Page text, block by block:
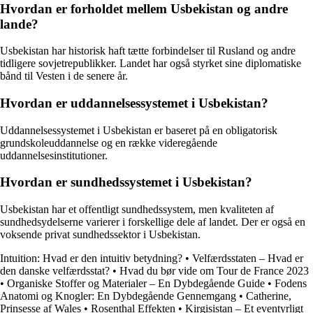
Hvordan er forholdet mellem Usbekistan og andre
lande?
Usbekistan har historisk haft tætte forbindelser til Rusland og andre
tidligere sovjetrepublikker. Landet har også styrket sine diplomatiske
bånd til Vesten i de senere år.
Hvordan er uddannelsessystemet i Usbekistan?
Uddannelsessystemet i Usbekistan er baseret på en obligatorisk
grundskoleuddannelse og en række videregående
uddannelsesinstitutioner.
Hvordan er sundhedssystemet i Usbekistan?
Usbekistan har et offentligt sundhedssystem, men kvaliteten af
sundhedsydelserne varierer i forskellige dele af landet. Der er også en
voksende privat sundhedssektor i Usbekistan.
Intuition: Hvad er den intuitiv betydning? • Velfærdsstaten – Hvad er
den danske velfærdsstat? • Hvad du bør vide om Tour de France 2023
• Organiske Stoffer og Materialer – En Dybdegående Guide • Fodens
Anatomi og Knogler: En Dybdegående Gennemgang • Catherine,
Prinsesse af Wales • Rosenthal Effekten • Kirgisistan – Et eventyrligt